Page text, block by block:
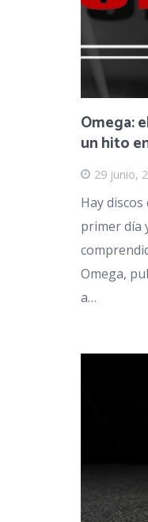
Omega:
un hito
29 junio,
Hay
primer día
Omega,
a…